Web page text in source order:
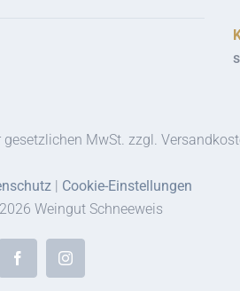
MwSt. zzgl.
| Cookie-Einstellungen
2026 Weingut Schneeweis
FacebookInstagram